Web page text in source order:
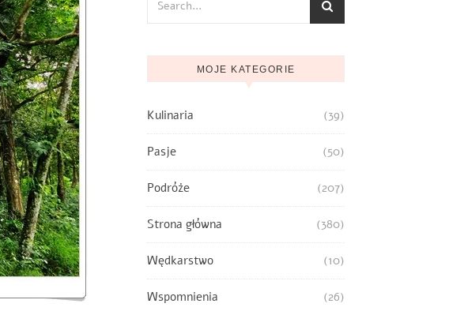
MOJE KATEGORIE
Kulinaria (39)
Pasje (50)
Podróże (207)
Strona główna (380)
Wędkarstwo (10)
Wspomnienia (26)